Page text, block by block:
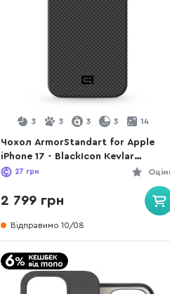
3 3 3 3 14
Чохол ArmorStandart for Apple
iPhone 17 - BlackIcon Kevlar
MagCase Black (ARM88532)
27 грн
2 799 грн
Відправимо 10/08